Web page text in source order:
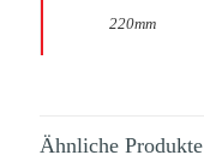
220mm
Ähnliche Produkte